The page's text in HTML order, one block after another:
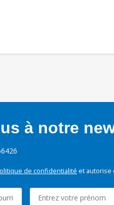
à notre
de confidentialité et autorise